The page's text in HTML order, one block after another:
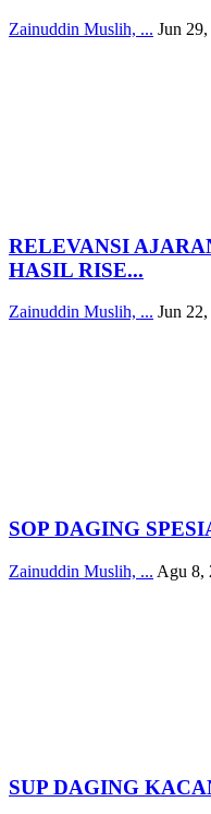
Zainuddin Muslih, ... Jun
RELEVANSI
HASIL RISE...
Zainuddin Muslih, ... Jun
SOP DAGING
Zainuddin Muslih, ... Agu 8,
SUP DAGING